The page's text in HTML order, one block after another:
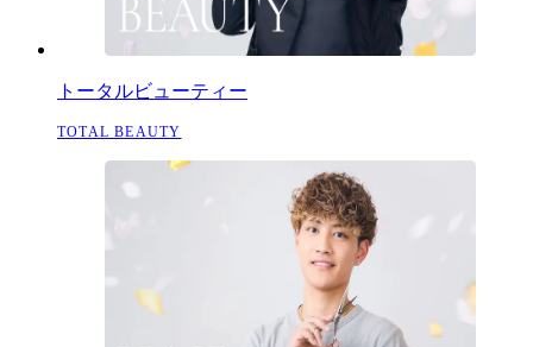
トータルビューティー
TOTAL BEAUTY